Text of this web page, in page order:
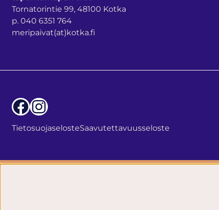
Tornatorintie 99, 48100 Kotka
p. 040 6351 764
meripaivat(at)kotka.fi
FacebookInstagram
TietosuojaselosteSaavutettavuusseloste